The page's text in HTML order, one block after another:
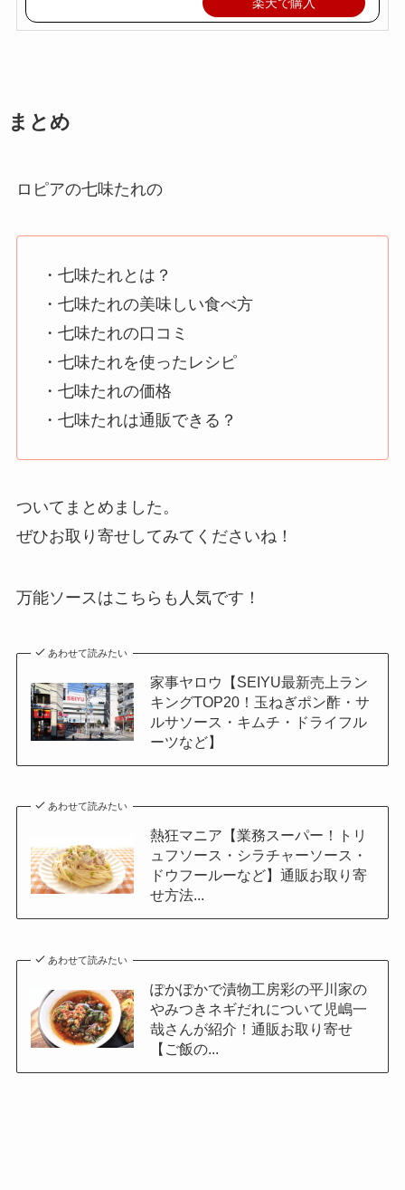
まとめ
ロピアの七味たれの
・七味たれとは？
・七味たれの美味しい食べ方
・七味たれの口コミ
・七味たれを使ったレシピ
・七味たれの価格
・七味たれは通販できる？
ついてまとめました。
ぜひお取り寄せしてみてくださいね！
万能ソースはこちらも人気です！
あわせて読みたい
家事ヤロウ【SEIYU最新売上ラン
キングTOP20！玉ねぎポン酢・サ
ルサソース・キムチ・ドライフル
ーツなど】
あわせて読みたい
熱狂マニア【業務スーパー！トリ
ュフソース・シラチャーソース・
ドウフールーなど】通販お取り寄
せ方法...
あわせて読みたい
ぽかぽかで漬物工房彩の平川家の
やみつきネギだれについて児嶋一
哉さんが紹介！通販お取り寄せ
【ご飯の...